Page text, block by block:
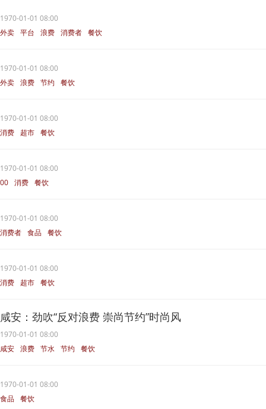
1970-01-01 08:00
外卖 平台 浪费 消费者 餐饮
1970-01-01 08:00
外卖 浪费 节约 餐饮
1970-01-01 08:00
消费
超市 餐饮
1970-01-01 08:00
00 消费 餐饮
1970-01-01 08:00
消费者 食品 餐饮
1970-01-01 08:00
消费
超市 餐饮
咸安：劲吹“反对浪费 崇尚节约”时尚风
1970-01-01 08:00
咸安 浪费 节水 节约 餐饮
1970-01-01 08:00
食品 餐饮